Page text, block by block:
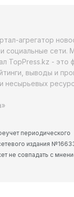
агрегатор
социальные сети.
TopPress.kz - это
выводы и
несырьевых
периодического
издания
не совпадать с